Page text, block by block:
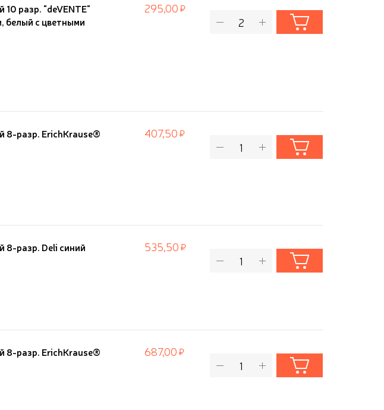
разр. "deVENTE"
белый с цветными
вычисление
работа с
295,00
8-разр. ErichKrause®
407,50
8-разр. Deli синий 535,50
8-разр. ErichKrause®
687,00